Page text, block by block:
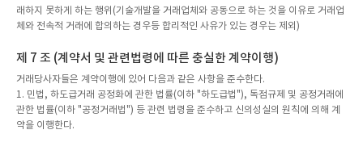
래하지 못하게 하는 행위(기술개발을 거래업체와 공동으로 하는 것을 이유로 거래업
체와 전속적 거래에 합의하는 경우등 합리적인 사유가 있는 경우는 제외)
제 7 조 (계약서 및 관련법령에 따른 충실한 계약이행)
거래당사자들은 계약이행에 있어 다음과 같은 사항을 준수한다.
1. 민법, 하도급거래 공정화에 관한 법률(이하 "하도급법"), 독점규제 및 공정거래에
관한 법률(이하 "공정거래법") 등 관련 법령을 준수하고 신의성실의 원칙에 의해 계
약을 이행한다.